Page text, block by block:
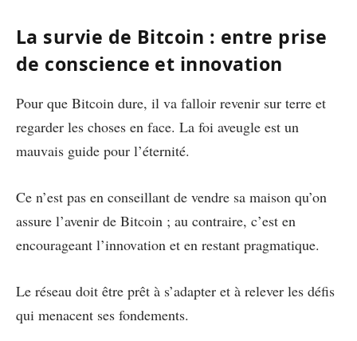
La survie de Bitcoin : entre prise
de conscience et innovation
Pour que Bitcoin dure, il va falloir revenir sur terre et
regarder les choses en face. La foi aveugle est un
mauvais guide pour l’éternité.
Ce n’est pas en conseillant de vendre sa maison qu’on
assure l’avenir de Bitcoin ; au contraire, c’est en
encourageant l’innovation et en restant pragmatique.
Le réseau doit être prêt à s’adapter et à relever les défis
qui menacent ses fondements.